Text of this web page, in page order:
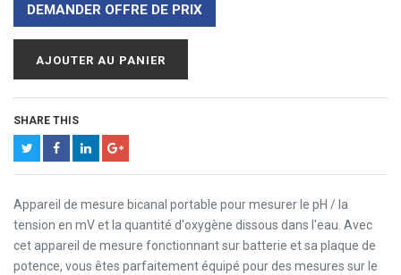
DEMANDER OFFRE DE PRIX
AJOUTER AU PANIER
SHARE THIS
Appareil de mesure bicanal portable pour mesurer le pH / la
tension en mV et la quantité d'oxygène dissous dans l'eau. Avec
cet appareil de mesure fonctionnant sur batterie et sa plaque de
potence, vous êtes parfaitement équipé pour des mesures sur le